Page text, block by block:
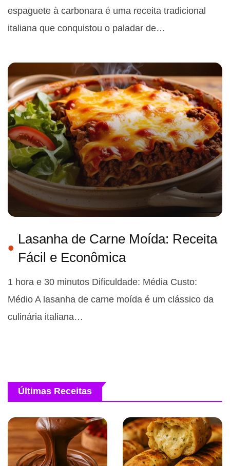
espaguete à carbonara é uma receita tradicional
italiana que conquistou o paladar de…
Lasanha de Carne Moída: Receita
Fácil e Econômica
1 hora e 30 minutos Dificuldade: Média Custo:
Médio A lasanha de carne moída é um clássico da
culinária italiana…
Últimas Receitas